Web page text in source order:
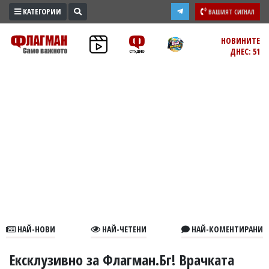
ПРОМО
ЗОНА
В
КАТЕГОРИИ ВАШИЯТ СИГНАЛ
НОВИНИТЕ
ДНЕС: 51
НАЙ-НОВИ НАЙ-ЧЕТЕНИ НАЙ-КОМЕНТИРАНИ
Ексклузивно за Флагман.Бг! Врачката